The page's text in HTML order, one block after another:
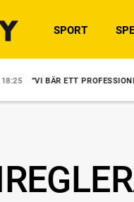
SPORT
ETT PROFESSIONELLT